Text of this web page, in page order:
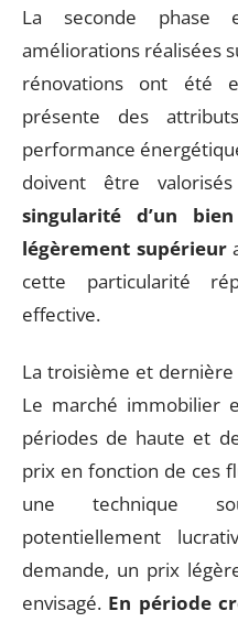
La seconde phase
améliorations réalisées
rénovations ont été
présente des
performance
doivent être
singularité d’un
légèrement supérieur
cette particularité
effective.
La troisième et
Le marché immobilier
périodes de haute et
prix en fonction de ces
une technique
potentiellement
demande, un prix
envisagé. En période